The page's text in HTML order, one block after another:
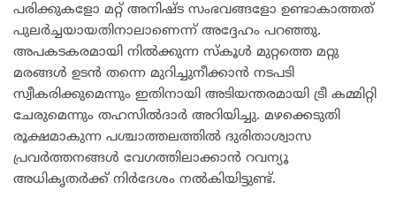
പരിക്കുകളോ മറ്റ് അനിഷ്ട സംഭവങ്ങളോ ഉണ്ടാകാത്തത്
പുലർച്ചയായതിനാലാണെന്ന് അദ്ദേഹം പറഞ്ഞു.
അപകടകരമായി നിൽക്കുന്ന സ്കൂൾ മുറ്റത്തെ മറ്റു
മരങ്ങൾ ഉടൻ തന്നെ മുറിച്ചുനീക്കാൻ നടപടി
സ്വീകരിക്കുമെന്നും ഇതിനായി അടിയന്തരമായി ട്രീ കമ്മിറ്റി
ചേരുമെന്നും തഹസിൽദാർ അറിയിച്ചു. മഴക്കെടുതി
രൂക്ഷമാകുന്ന പശ്ചാത്തലത്തിൽ ദുരിതാശ്വാസ
പ്രവർത്തനങ്ങൾ വേഗത്തിലാക്കാൻ റവന്യൂ
അധികൃതർക്ക് നിർദേശം നൽകിയിട്ടുണ്ട്.